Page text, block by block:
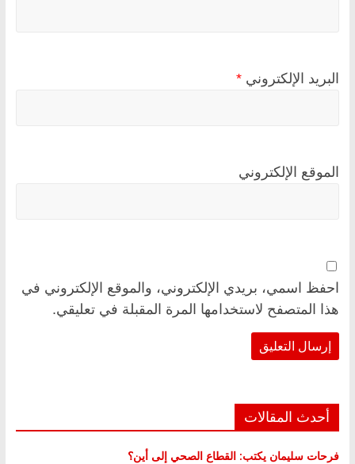
البريد الإلكتروني *
الموقع الإلكتروني
احفظ اسمي، بريدي الإلكتروني، والموقع الإلكتروني في
هذا المتصفح لاستخدامها المرة المقبلة في تعليقي.
أحدث المقالات
فرحات سليمان يكتب: القطاع الصحي إلى أين؟